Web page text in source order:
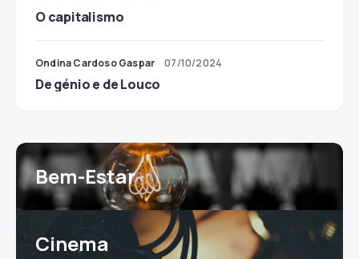
O capitalismo
Ondina Cardoso Gaspar 07/10/2024
De génio e de Louco
Bem-Estar
Cinema